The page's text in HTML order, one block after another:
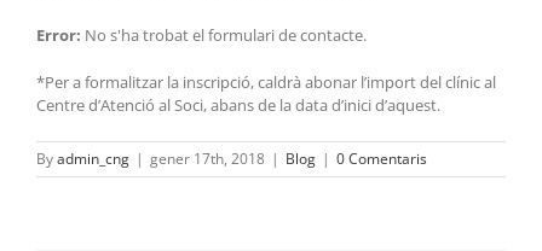
Error: No s'ha trobat el formulari de contacte.
*Per a formalitzar la inscripció, caldrà abonar l’import del clínic al
Centre d’Atenció al Soci, abans de la data d’inici d’aquest.
Byadmin_cng | gener 17th, 2018 | Blog | 0 Comentaris